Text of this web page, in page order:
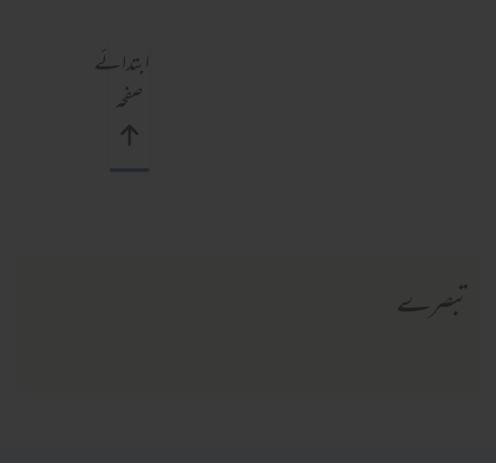
ابتدائے
صفحہ
تبصرے